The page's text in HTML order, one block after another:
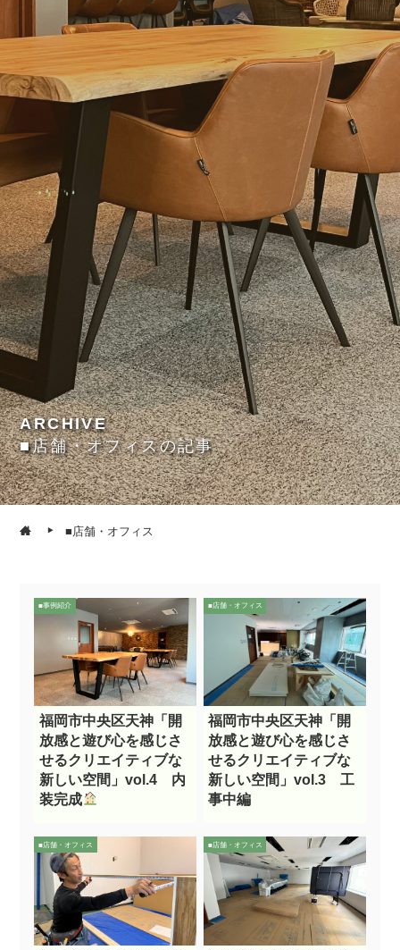
ARCHIVE
■店舗・オフィスの記事
■店舗・オフィス
■事例紹介
福岡市中央区天神「開
放感と遊び心を感じさ
せるクリエイティブな
新しい空間」vol.4 内
装完成
■店舗・オフィス
福岡市中央区天神「開
放感と遊び心を感じさ
せるクリエイティブな
新しい空間」vol.3 工
事中編
■店舗・オフィス ■店舗・オフィス